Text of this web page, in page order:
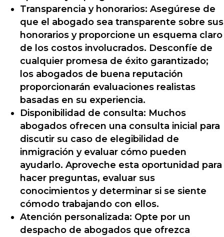
Transparencia y honorarios: Asegúrese de
que el abogado sea transparente sobre sus
honorarios y proporcione un esquema claro
de los costos involucrados. Desconfíe de
cualquier promesa de éxito garantizado;
los abogados de buena reputación
proporcionarán evaluaciones realistas
basadas en su experiencia.
Disponibilidad de consulta: Muchos
abogados ofrecen una consulta inicial para
discutir su caso de elegibilidad de
inmigración y evaluar cómo pueden
ayudarlo. Aproveche esta oportunidad para
hacer preguntas, evaluar sus
conocimientos y determinar si se siente
cómodo trabajando con ellos.
Atención personalizada: Opte por un
despacho de abogados que ofrezca